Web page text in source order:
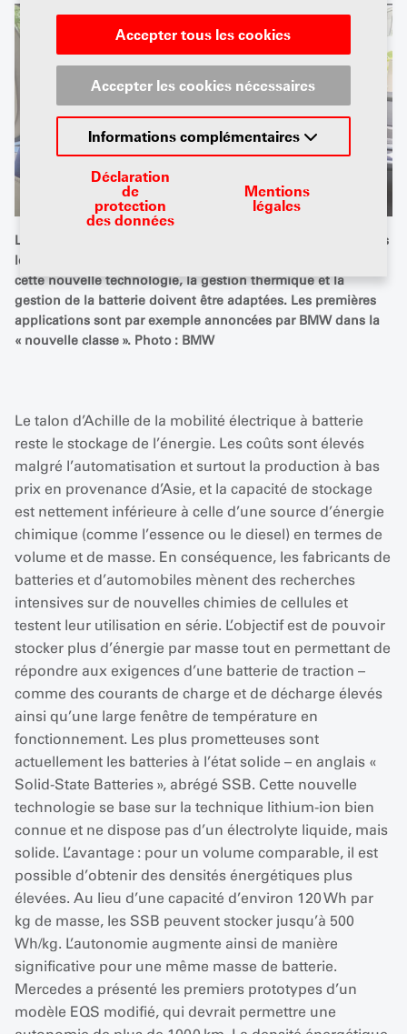
Accepter tous les cookies
Accepter les cookies nécessaires
Informations complémentaires
Déclaration
de
protection
des données
Mentions
légales
Le développement et l’application des batteries solides dans
les véhicules sont loin d’être terminés. Pour pouvoir utiliser
cette nouvelle technologie, la gestion thermique et la
gestion de la batterie doivent être adaptées. Les premières
applications sont par exemple annoncées par BMW dans la
« nouvelle classe ». Photo : BMW
Le talon d’Achille de la mobilité électrique à batterie
reste le stockage de l’énergie. Les coûts sont élevés
malgré l’automatisation et surtout la production à bas
prix en provenance d’Asie, et la capacité de stockage
est nettement inférieure à celle d’une source d’énergie
chimique (comme l’essence ou le diesel) en termes de
volume et de masse. En conséquence, les fabricants de
batteries et d’automobiles mènent des recherches
intensives sur de nouvelles chimies de cellules et
testent leur utilisation en série. L’objectif est de pouvoir
stocker plus d’énergie par masse tout en permettant de
répondre aux exigences d’une batterie de traction –
comme des courants de charge et de décharge élevés
ainsi qu’une large fenêtre de température en
fonctionnement. Les plus prometteuses sont
actuellement les batteries à l’état solide – en anglais «
Solid-State Batteries », abrégé SSB. Cette nouvelle
technologie se base sur la technique lithium-ion bien
connue et ne dispose pas d’un électrolyte liquide, mais
solide. L’avantage : pour un volume comparable, il est
possible d’obtenir des densités énergétiques plus
élevées. Au lieu d’une capacité d’environ 120 Wh par
kg de masse, les SSB peuvent stocker jusqu’à 500
Wh/kg. L’autonomie augmente ainsi de manière
significative pour une même masse de batterie.
Mercedes a présenté les premiers prototypes d’un
modèle EQS modifié, qui devrait permettre une